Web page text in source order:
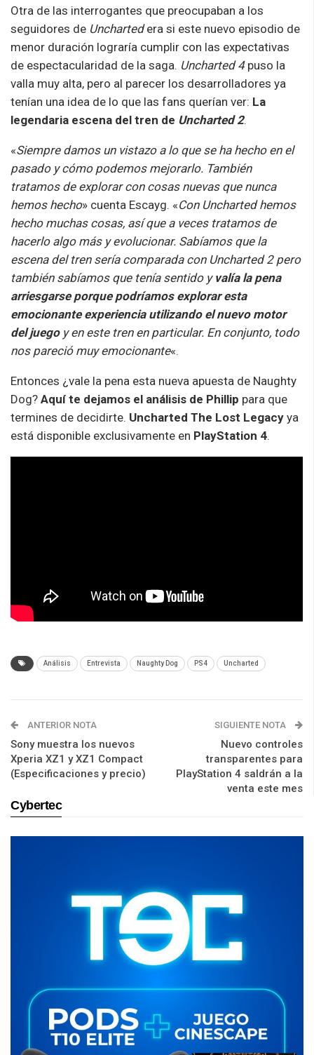
Otra de las interrogantes que preocupaban a los
seguidores de Unchartedera si este nuevo episodio de
menor duración lograría cumplir con las expectativas
de espectacularidad de la saga. Uncharted 4puso la
valla muy alta, pero al parecer los desarrolladores ya
tenían una idea de lo que las fans querían ver: La
legendaria escena del tren de Uncharted 2.
«Siempre damos un vistazo a lo que se ha hecho en el
pasado y cómo podemos mejorarlo. También
tratamos de explorar con cosas nuevas que nunca
hemos hecho» cuenta Escayg. «Con Uncharted hemos
hecho muchas cosas, así que a veces tratamos de
hacerlo algo más y evolucionar. Sabíamos que la
escena del tren sería comparada con Uncharted 2 pero
también sabíamos que tenía sentido y valía la pena
arriesgarse porque podríamos explorar esta
emocionante experiencia utilizando el nuevo motor
del juegoy en este tren en particular. En conjunto, todo
nos pareció muy emocionante«.
Entonces ¿vale la pena esta nueva apuesta de Naughty
Dog? Aquí te dejamos el análisis de Phillip para que
termines de decidirte. Uncharted The Lost Legacy ya
está disponible exclusivamente en PlayStation 4.
Análisis Entrevista Naughty Dog PS4 Uncharted
ANTERIOR NOTA
Sony muestra los nuevos
Xperia XZ1 y XZ1 Compact
(Especificaciones y precio)
SIGUIENTE NOTA
Nuevo controles
transparentes para
PlayStation 4 saldrán a la
venta este mes
Cybertec